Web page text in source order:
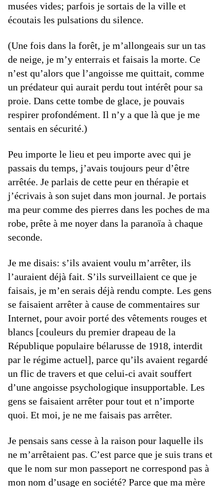
musées vides; parfois je sortais de la ville et
écoutais les pulsations du silence.
(Une fois dans la forêt, je m’allongeais sur un tas
de neige, je m’y enterrais et faisais la morte. Ce
n’est qu’alors que l’angoisse me quittait, comme
un prédateur qui aurait perdu tout intérêt pour sa
proie. Dans cette tombe de glace, je pouvais
respirer profondément. Il n’y a que là que je me
sentais en sécurité.)
Peu importe le lieu et peu importe avec qui je
passais du temps, j’avais toujours peur d’être
arrêtée. Je parlais de cette peur en thérapie et
j’écrivais à son sujet dans mon journal. Je portais
ma peur comme des pierres dans les poches de ma
robe, prête à me noyer dans la paranoïa à chaque
seconde.
Je me disais: s’ils avaient voulu m’arrêter, ils
l’auraient déjà fait. S’ils surveillaient ce que je
faisais, je m’en serais déjà rendu compte. Les gens
se faisaient arrêter à cause de commentaires sur
Internet, pour avoir porté des vêtements rouges et
blancs [couleurs du premier drapeau de la
République populaire bélarusse de 1918, interdit
par le régime actuel], parce qu’ils avaient regardé
un flic de travers et que celui-ci avait souffert
d’une angoisse psychologique insupportable. Les
gens se faisaient arrêter pour tout et n’importe
quoi. Et moi, je ne me faisais pas arrêter.
Je pensais sans cesse à la raison pour laquelle ils
ne m’arrêtaient pas. C’est parce que je suis trans et
que le nom sur mon passeport ne correspond pas à
mon nom d’usage en société? Parce que ma mère